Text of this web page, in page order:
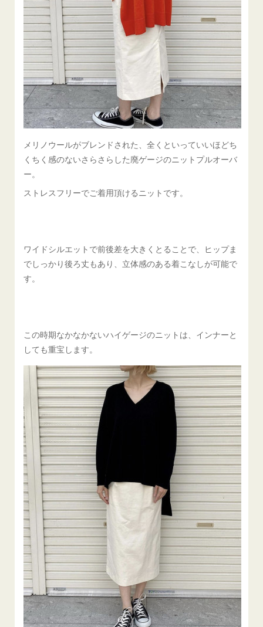
メリノウールがブレンドされた、全くといっていいほどち
くちく感のないさらさらした廃ゲージのニットプルオーバ
ー。
ストレスフリーでご着用頂けるニットです。
ワイドシルエットで前後差を大きくとることで、ヒップま
でしっかり後ろ丈もあり、立体感のある着こなしが可能で
す。
この時期なかなかないハイゲージのニットは、インナーと
しても重宝します。